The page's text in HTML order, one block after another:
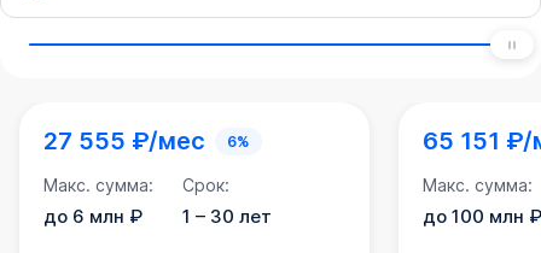
27 555 ₽/мес 6%
Макс. сумма:
до 6 млн ₽
Срок:
1 – 30 лет
65 151 ₽/
Макс. сумма:
до 100 млн ₽